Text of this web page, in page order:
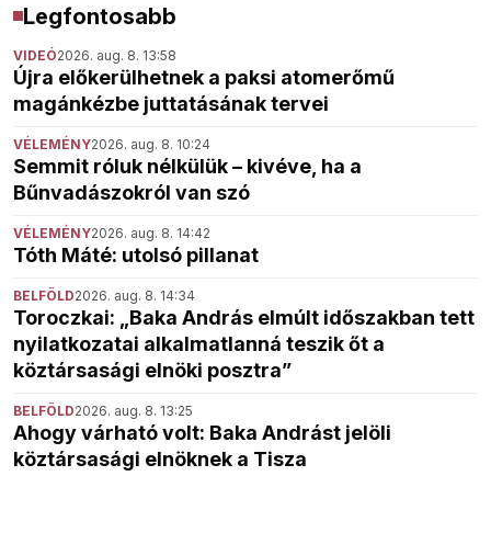
Legfontosabb
VIDEÓ2026. aug. 8. 13:58
Újra előkerülhetnek a paksi atomerőmű
magánkézbe juttatásának tervei
VÉLEMÉNY2026. aug. 8. 10:24
Semmit róluk nélkülük – kivéve, ha a
Bűnvadászokról van szó
VÉLEMÉNY2026. aug. 8. 14:42
Tóth Máté: utolsó pillanat
BELFÖLD2026. aug. 8. 14:34
Toroczkai: „Baka András elmúlt időszakban tett
nyilatkozatai alkalmatlanná teszik őt a
köztársasági elnöki posztra”
BELFÖLD2026. aug. 8. 13:25
Ahogy várható volt: Baka Andrást jelöli
köztársasági elnöknek a Tisza